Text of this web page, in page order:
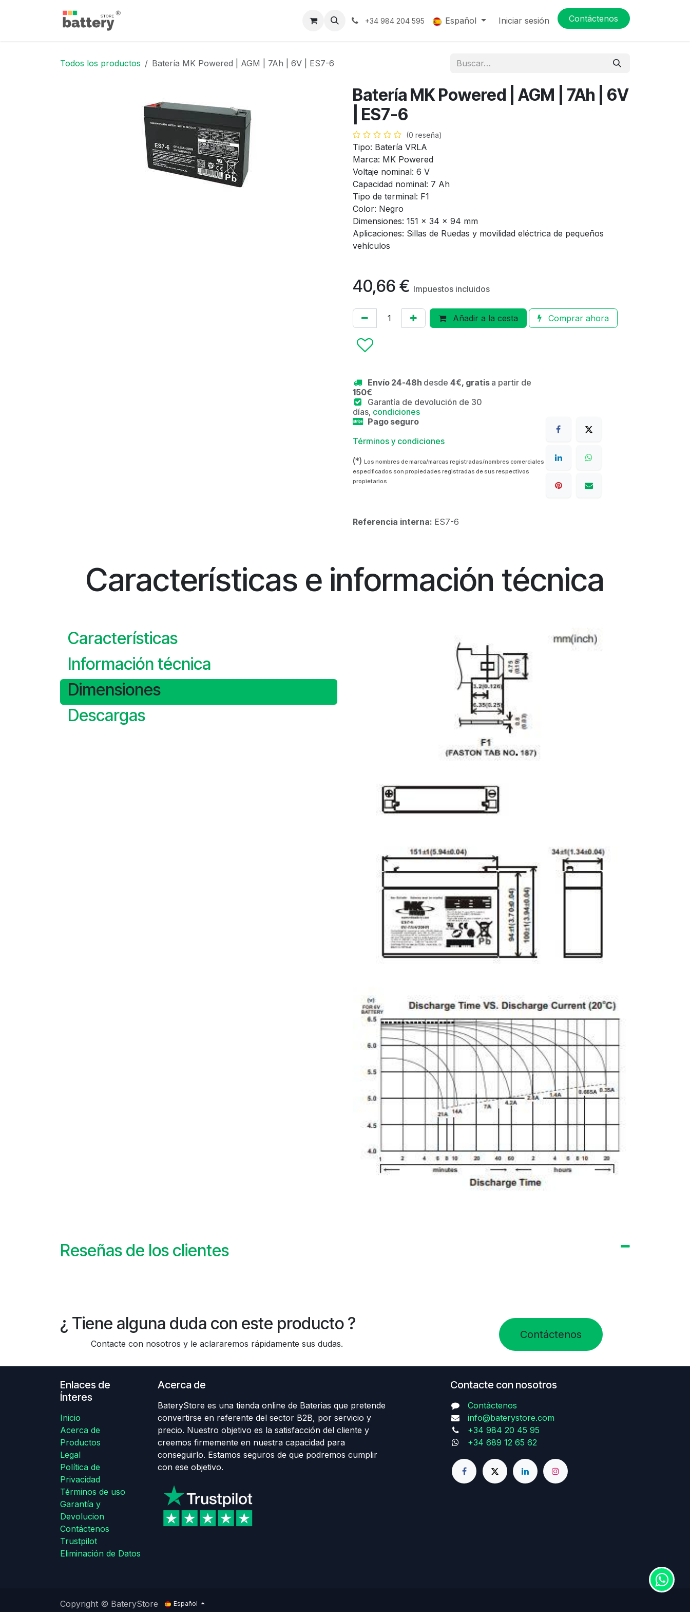
+34 984 204 595 Español Iniciar sesión Contáctenos
Todos los productos Batería MK Powered | AGM | 7Ah | 6V | ES7-6
Batería MK Powered | AGM | 7Ah | 6V
| ES7-6
(0 reseña)
Tipo: Batería VRLA
Marca: MK Powered
Voltaje nominal: 6 V
Capacidad nominal: 7 Ah
Tipo de terminal: F1
Color: Negro
Dimensiones: 151 x 34 x 94 mm
Aplicaciones: Sillas de Ruedas y movilidad eléctrica de pequeños
vehículos
40,66 € Impuestos incluidos
Añadir a la cesta Comprar ahora
Envío 24-48h desde 4€, gratis a partir de
150€
Garantía de devolución de 30
días, condiciones
Pago seguro
Términos y condiciones
(*) Los nombres de marca/marcas registradas/nombres comerciales
especificados son propiedades registradas de sus respectivos
propietarios
Referencia interna: ES7-6
Características e información técnica
Características
Información técnica
Dimensiones
Descargas
Reseñas de los clientes
¿ Tiene alguna duda con este producto ?
Contacte con nosotros y le aclararemos rápidamente sus dudas.
Contáctenos
Enlaces de
Ínteres
Inicio
Acerca de
Productos
Legal
Política de
Privacidad
Términos de uso
Garantía y
Devolucion
Contáctenos
Trustpilot
Eliminación de Datos
Acerca de
BateryStore es una tienda online de Baterias que pretende
convertirse en referente del sector B2B, por servicio y
precio. Nuestro objetivo es la satisfacción del cliente y
creemos firmemente en nuestra capacidad para
conseguirlo. Estamos seguros de que podremos cumplir
con ese objetivo.
Contacte con nosotros
Contáctenos
info@baterystore.com
+34 984 20 45 95
+34 689 12 65 62
Copyright © BateryStore Español